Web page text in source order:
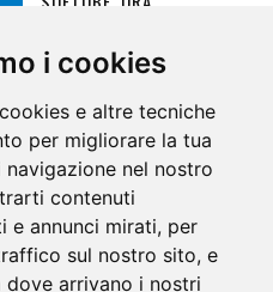
i cookies
e altre tecniche
per migliorare la tua
navigazione nel nostro
contenuti
e annunci mirati, per
sul nostro sito, e
dove arrivano i nostri
DOWNLOAD FREE!
SOFTWARE
16 APRILE 2018
SPECIALE: VIRTUAL
GUITAR, IL SUONO DI
RITCHIE BLACKMORE
GUITAR BASS ,PRO AUDIO
SOUND ENGINE
TECNOLOGIA